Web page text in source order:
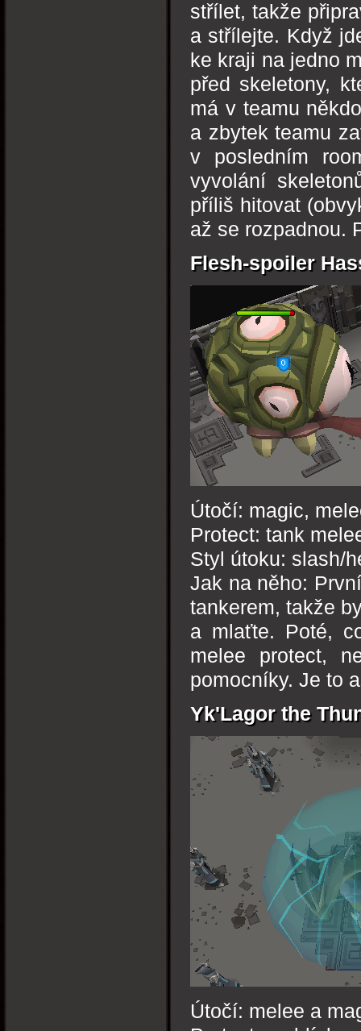
střílet, takže
a střílejte. Když
ke kraji na jedno
před skeletony,
má v teamu
a zbytek teamu
v posledním
vyvolání
příliš hitovat
až se rozpadnou.
Flesh-spoiler
Útočí: magic,
Protect: tank
Styl útoku: slash/
Jak na něho:
tankerem, takže
a mlaťte. Poté,
melee protect,
pomocníky. Je to
Yk'Lagor the
Útočí: melee a